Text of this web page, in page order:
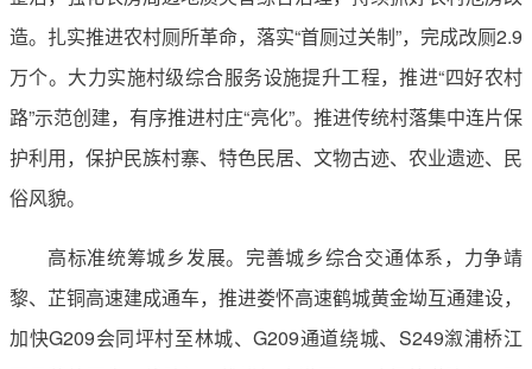
造。扎实推进农村厕所革命，落实“首厕过关制”，完成改厕2.9
万个。大力实施村级综合服务设施提升工程，推进“四好农村
路”示范创建，有序推进村庄“亮化”。推进传统村落集中连片保
护利用，保护民族村寨、特色民居、文物古迹、农业遗迹、民
俗风貌。
高标准统筹城乡发展。完善城乡综合交通体系，力争靖
黎、芷铜高速建成通车，推进娄怀高速鹤城黄金坳互通建设，
加快G209会同坪村至林城、G209通道绕城、S249溆浦桥江